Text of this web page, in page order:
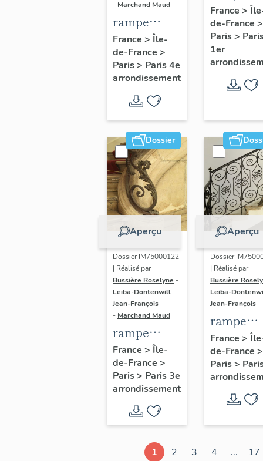
- Marchand Maud
rampe
d'appui,
escalier de
la maison à
cochère
dite hôtel
Charpentier
(non étudié)
France > Île-
de-France >
Paris> Paris 4e
arrondissement
d'appui,
escalier
la
porte
cochère
(non
France >
de-France >
Paris>
1er
Dossier
Aperçu
Dossier IM75000122
| Réalisé par
Bussière Roselyne -
Leiba-Dontenwill
Jean-François
- Marchand Maud
rampe
d'appui,
escalier de
la maison à
cochère
(non étudié)
France > Île-
de-France >
Paris> Paris 3e
arrondissement
Aperçu
Dossier
| Réalisé par
Bussière
Leiba-
Jean-François
rampe
d'appui,
escalier
la
cochère
(non
France >
de-France >
Paris>
1 2 3 4 ... 17